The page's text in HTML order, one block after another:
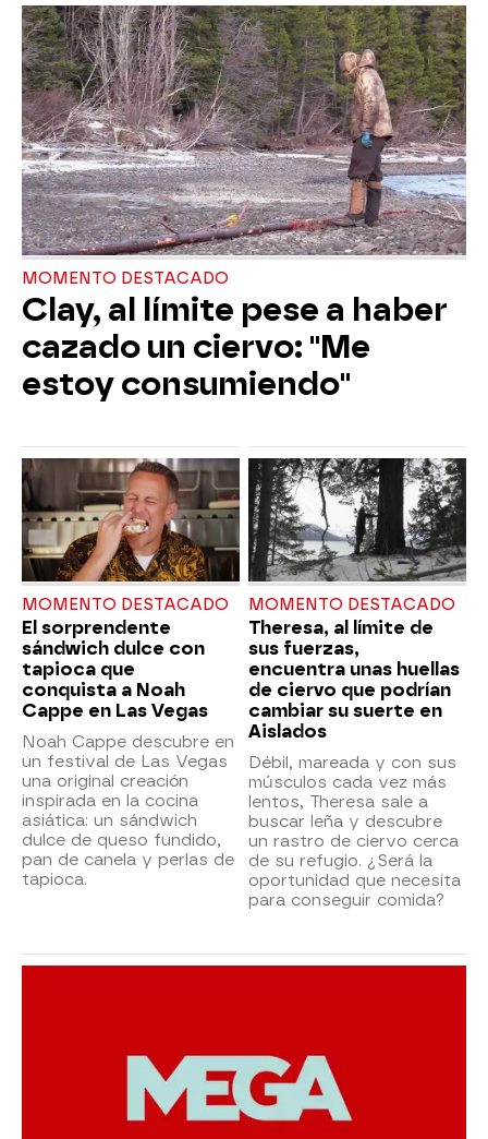
MOMENTO DESTACADO
Clay, al límite pese a haber
cazado un ciervo: "Me
estoy consumiendo"
MOMENTO DESTACADO
El sorprendente
sándwich dulce con
tapioca que
conquista a Noah
Cappe en Las Vegas
Noah Cappe descubre en
un festival de Las Vegas
una original creación
inspirada en la cocina
asiática: un sándwich
dulce de queso fundido,
pan de canela y perlas de
tapioca.
MOMENTO DESTACADO
Theresa, al límite de
sus fuerzas,
encuentra unas huellas
de ciervo que podrían
cambiar su suerte en
Aislados
Débil, mareada y con sus
músculos cada vez más
lentos, Theresa sale a
buscar leña y descubre
un rastro de ciervo cerca
de su refugio. ¿Será la
oportunidad que necesita
para conseguir comida?